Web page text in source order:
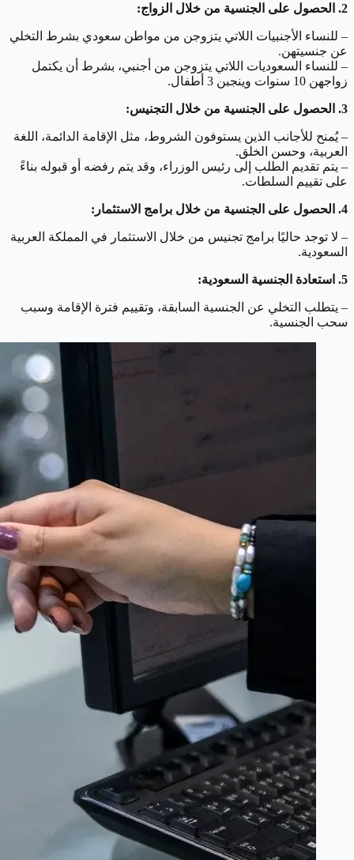
2. الحصول على الجنسية من خلال الزواج:
– للنساء الأجنبيات اللاتي يتزوجن من مواطن سعودي بشرط التخلي
عن جنسيتهن.
– للنساء السعوديات اللاتي يتزوجن من أجنبي، بشرط أن يكتمل
زواجهن 10 سنوات وينجبن 3 أطفال.
3. الحصول على الجنسية من خلال التجنيس:
– يُمنح للأجانب الذين يستوفون الشروط، مثل الإقامة الدائمة، اللغة
العربية، وحسن الخلق.
– يتم تقديم الطلب إلى رئيس الوزراء، وقد يتم رفضه أو قبوله بناءً
على تقييم السلطات.
4. الحصول على الجنسية من خلال برامج الاستثمار:
– لا توجد حاليًا برامج تجنيس من خلال الاستثمار في المملكة العربية
السعودية.
5. استعادة الجنسية السعودية:
– يتطلب التخلي عن الجنسية السابقة، وتقييم فترة الإقامة وسبب
سحب الجنسية.